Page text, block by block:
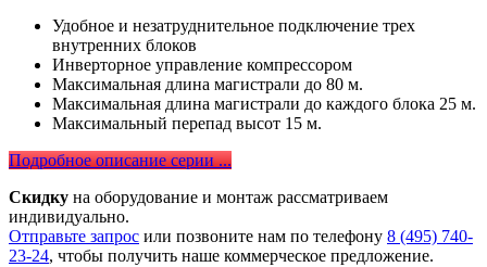
Удобное и незатруднительное подключение трех
внутренних блоков
Инверторное управление компрессором
Максимальная длина магистрали до 80 м.
Максимальная длина магистрали до каждого блока 25 м.
Максимальный перепад высот 15 м.
Подробное описание серии ...
Скидку на оборудование и монтаж рассматриваем
индивидуально.
Отправьте запрос или позвоните нам по телефону 8 (495) 740-
23-24, чтобы получить наше коммерческое предложение.